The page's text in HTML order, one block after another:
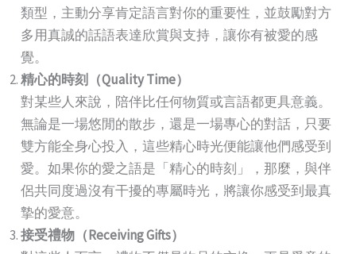
類型，主動分享肯定語言對你的重要性，並鼓勵對方
多用真誠的話語表達欣賞與支持，讓你有被愛的感
覺。
精心的時刻（Quality Time）
對某些人來說，陪伴比任何物質或言語都更具意義。
無論是一場悠閒的散步，還是一場專心的對話，只要
雙方能全身心投入，這些精心時光便能讓他們感受到
愛。如果你的愛之語是「精心的時刻」，那麼，與伴
侶共同度過沒有干擾的專屬時光，將讓你感受到最真
摯的愛意。
接受禮物（Receiving Gifts）